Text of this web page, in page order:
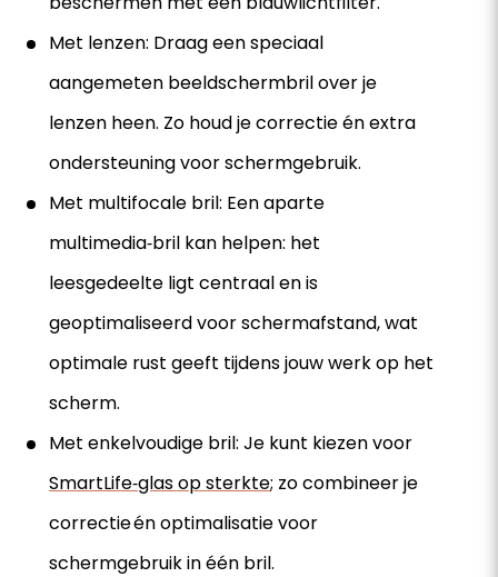
Met lenzen: Draag een speciaal
aangemeten beeldschermbril over je
lenzen heen. Zo houd je correctie én extra
ondersteuning voor schermgebruik.
Met multifocale bril: Een aparte
multimedia‑bril kan helpen: het
leesgedeelte ligt centraal en is
geoptimaliseerd voor schermafstand, wat
optimale rust geeft tijdens jouw werk op het
scherm.
Met enkelvoudige bril: Je kunt kiezen voor
SmartLife‑glas op sterkte; zo combineer je
correctie én optimalisatie voor
schermgebruik in één bril.